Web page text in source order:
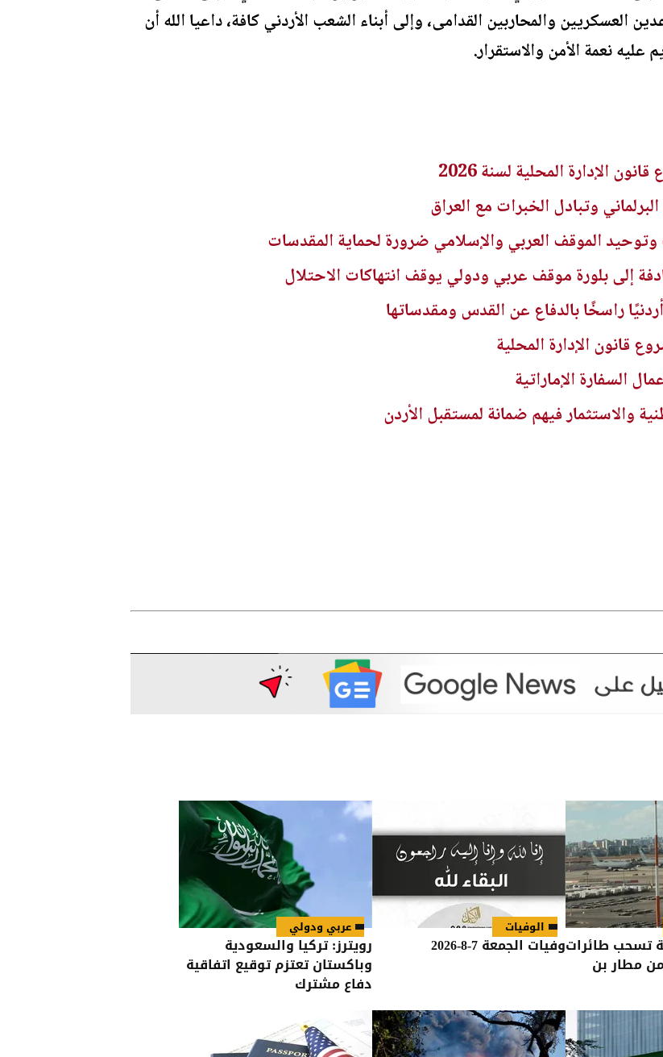
العسكريين والمحاربين القدامى، وإلى أبناء الشعب الأردني كافة، داعيا الله أن
عليه نعمة الأمن والاستقرار.
الإدارة المحلية لسنة 2026
وتبادل الخبرات مع العراق
الموقف العربي والإسلامي ضرورة لحماية المقدسات
إلى بلورة موقف عربي ودولي يوقف انتهاكات الاحتلال
راسخًا بالدفاع عن القدس ومقدساتها
قانون الإدارة المحلية
السفارة الإماراتية
والاستثمار فيهم ضمانة لمستقبل الأردن
تسحب طائرات
مطار بن
الوفيات
وفيات الجمعة 7-8-2026
عربي ودولي
رويترز: تركيا والسعودية
وباكستان تعتزم توقيع اتفاقية
دفاع مشترك